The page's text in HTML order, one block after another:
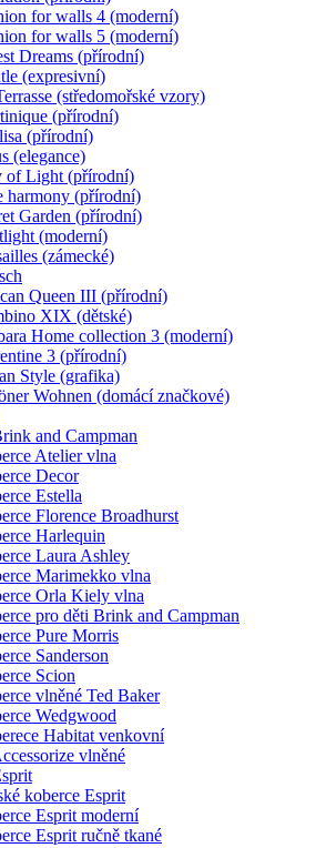
for walls 4 (moderní)
for walls 5 (moderní)
Dreams (přírodní)
(expresivní)
(středomořské vzory)
(přírodní)
(přírodní)
(elegance)
of Light (přírodní)
harmony (přírodní)
Garden (přírodní)
(moderní)
(zámecké)
Queen III (přírodní)
XIX (dětské)
Home collection 3 (moderní)
3 (přírodní)
Style (grafika)
Wohnen (domácí značkové)
and Campman
Atelier vlna
Decor
Estella
Florence Broadhurst
Harlequin
Laura Ashley
Marimekko vlna
Orla Kiely vlna
pro děti Brink and Campman
Pure Morris
Sanderson
Scion
vlněné Ted Baker
Wedgwood
Habitat venkovní
vlněné
koberce Esprit
Esprit moderní
Esprit ručně tkané